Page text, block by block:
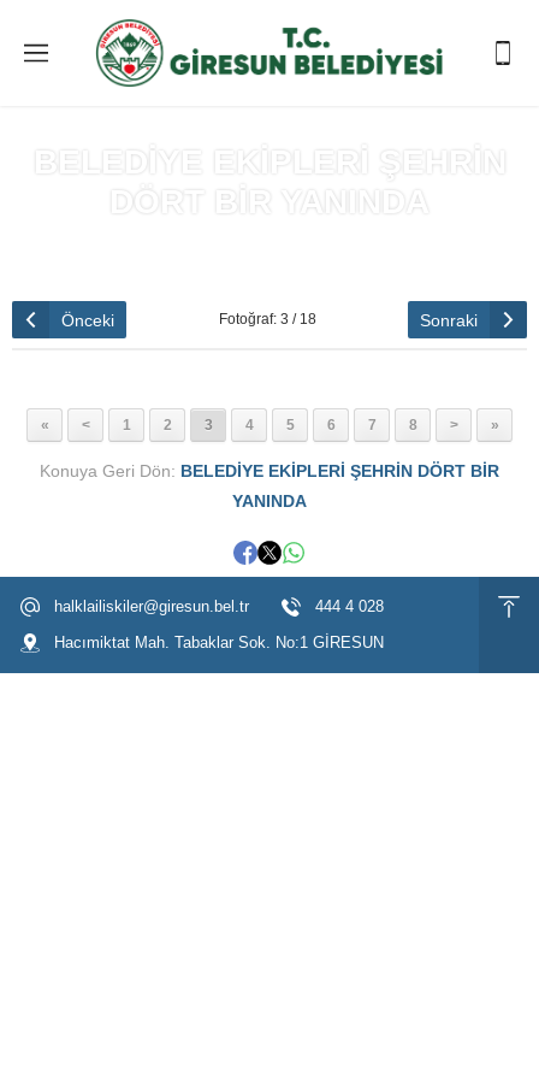
BELEDİYE EKİPLERİ ŞEHRİN
DÖRT BİR YANINDA
Önceki Fotoğraf: 3 / 18 Sonraki
« < 1 2 3 4 5 6 7 8 > »
Konuya Geri Dön: BELEDİYE EKİPLERİ ŞEHRİN DÖRT BİR
YANINDA
halklailiskiler@giresun.bel.tr
444 4 028
Hacımiktat Mah. Tabaklar Sok. No:1 GİRESUN